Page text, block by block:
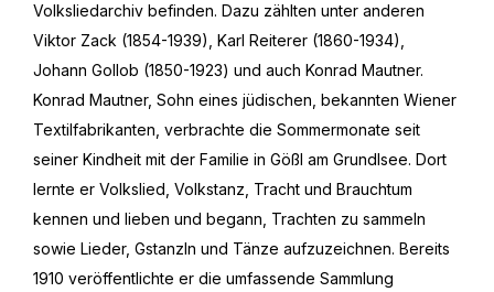
Volksliedarchiv befinden. Dazu zählten unter anderen
Viktor Zack (1854-1939), Karl Reiterer (1860-1934),
Johann Gollob (1850-1923) und auch Konrad Mautner.
Konrad Mautner, Sohn eines jüdischen, bekannten Wiener
Textilfabrikanten, verbrachte die Sommermonate seit
seiner Kindheit mit der Familie in Gößl am Grundlsee. Dort
lernte er Volkslied, Volkstanz, Tracht und Brauchtum
kennen und lieben und begann, Trachten zu sammeln
sowie Lieder, Gstanzln und Tänze aufzuzeichnen. Bereits
1910 veröffentlichte er die umfassende Sammlung